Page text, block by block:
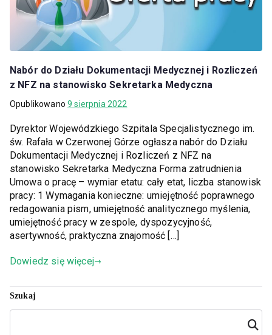
Nabór do Działu Dokumentacji Medycznej i Rozliczeń
z NFZ na stanowisko Sekretarka Medyczna
Opublikowano9 sierpnia 2022
Dyrektor Wojewódzkiego Szpitala Specjalistycznego im.
św. Rafała w Czerwonej Górze ogłasza nabór do Działu
Dokumentacji Medycznej i Rozliczeń z NFZ na
stanowisko Sekretarka Medyczna Forma zatrudnienia
Umowa o pracę – wymiar etatu: cały etat, liczba stanowisk
pracy: 1 Wymagania konieczne: umiejętność poprawnego
redagowania pism, umiejętność analitycznego myślenia,
umiejętność pracy w zespole, dyspozycyjność,
asertywność, praktyczna znajomość […]
Dowiedz się więcej
Szukaj
Szuka
j